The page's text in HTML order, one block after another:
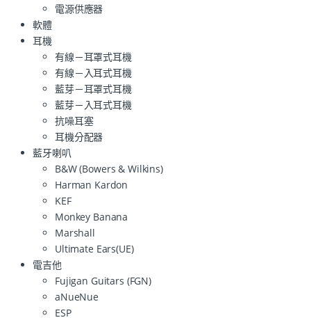
電源供應器
軟體
耳機
有線－耳罩式耳機
有線－入耳式耳機
藍芽－耳罩式耳機
藍芽－入耳式耳機
抗噪耳塞
耳機分配器
藍牙喇叭
B&W (Bowers & Wilkins)
Harman Kardon
KEF
Monkey Banana
Marshall
Ultimate Ears(UE)
電吉他
Fujigan Guitars (FGN)
aNueNue
ESP